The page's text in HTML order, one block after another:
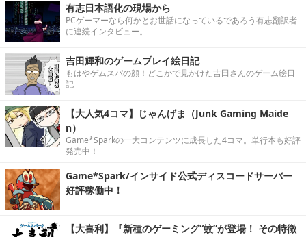
有志日本語化の現場から
PCゲーマーなら何かとお世話になっているであろう有志翻訳者
に連続インタビュー。
吉田輝和のゲームプレイ絵日記
もはやゲムスパの顔！どこかで見かけた吉田さんのゲーム絵日
記
【大人気4コマ】じゃんげま（Junk Gaming Maide
n）
Game*Sparkの一大コンテンツに成長した4コマ。単行本も好評
発売中！
Game*Spark/インサイド公式ディスコードサーバー
好評稼働中！
【大喜利】『新種のゲーミング“蚊”が登場！ その特徴